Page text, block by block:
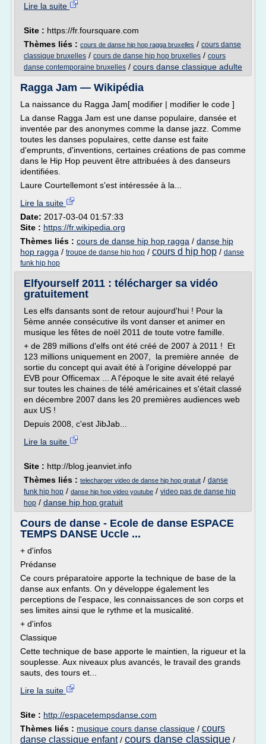
Lire la suite
Site : https://fr.foursquare.com
Thèmes liés : cours de danse hip hop ragga bruxelles / cours danse
classique bruxelles / cours de danse hip hop bruxelles / cours
danse contemporaine bruxelles / cours danse classique adulte
Ragga Jam — Wikipédia
La naissance du Ragga Jam[ modifier | modifier le code ]
La danse Ragga Jam est une danse populaire, dansée et
inventée par des anonymes comme la danse jazz. Comme
toutes les danses populaires, cette danse est faite
d'emprunts, d'inventions, certaines créations de pas comme
dans le Hip Hop peuvent être attribuées à des danseurs
identifiées.
Laure Courtellemont s'est intéressée à la...
Lire la suite
Date: 2017-03-04 01:57:33
Site : https://fr.wikipedia.org
Thèmes liés : cours de danse hip hop ragga / danse hip
hop ragga / troupe de danse hip hop / cours d hip hop / danse
funk hip hop
Elfyourself 2011 : télécharger sa vidéo
gratuitement
Les elfs dansants sont de retour aujourd'hui ! Pour la
5ème année consécutive ils vont danser et animer en
musique les fêtes de noël 2011 de toute votre famille.
+ de 289 millions d'elfs ont été créé de 2007 à 2011 ! Et
123 millions uniquement en 2007, la première année de
sortie du concept qui avait été à l'origine développé par
EVB pour Officemax ... A l'époque le site avait été relayé
sur toutes les chaines de télé américaines et s'était classé
en décembre 2007 dans les 20 premières audiences web
aux US !
Depuis 2008, c'est JibJab...
Lire la suite
Site : http://blog.jeanviet.info
Thèmes liés : telecharger video de danse hip hop gratuit / danse
funk hip hop / danse hip hop video youtube / video pas de danse hip
hop / danse hip hop gratuit
Cours de danse - Ecole de danse ESPACE
TEMPS DANSE Uccle ...
+ d'infos
Prédanse
Ce cours préparatoire apporte la technique de base de la
danse aux enfants. On y développe également les
perceptions de l'espace, les connaissances de son corps et
ses limites ainsi que le rythme et la musicalité.
+ d'infos
Classique
Cette technique de base apporte le maintien, la rigueur et la
souplesse. Aux niveaux plus avancés, le travail des grands
sauts, des tours et...
Lire la suite
Site : http://espacetempsdanse.com
Thèmes liés : musique cours danse classique / cours
danse classique enfant/ cours danse classique /